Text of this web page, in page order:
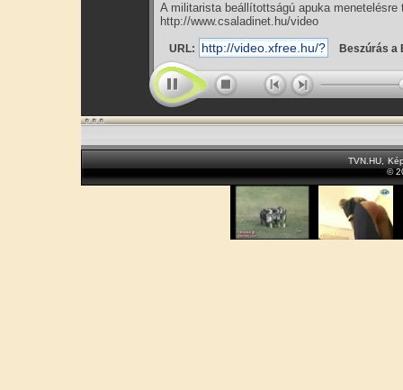
A militarista beállítottságú apuka
http://www.csaladinet.hu/video
URL: Beszúrás a
TVN.HU
©